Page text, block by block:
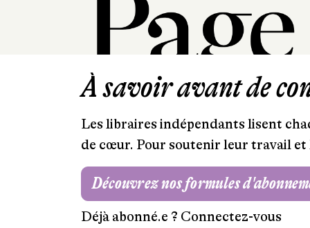
Mentions légales RGPD
À savoir avant de
Les libraires indépendants lisent
de cœur. Pour soutenir leur travail
Découvrez nos formules
Déjà abonné.e ? Connectez-vous